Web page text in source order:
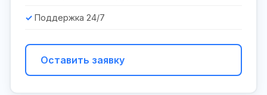
Поддержка 24/7
Оставить заявку